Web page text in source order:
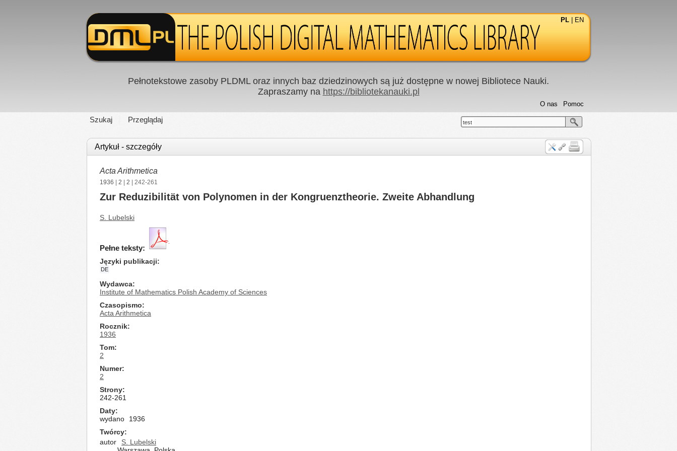
PL EN
Pełnotekstowe zasoby PLDML oraz innych baz dziedzinowych są już dostępne w nowej Bibliotece Nauki.
Zapraszamy na https://bibliotekanauki.pl
Szukaj Przeglądaj
Pomoc
O nas
test
Artykuł - szczegóły
Acta Arithmetica
1936 2 2 | 242-261
Zur Reduzibilität von Polynomen in der Kongruenztheorie. Zweite Abhandlung
S. Lubelski
Pełne teksty:
Języki publikacji
DE
Wydawca
Institute of Mathematics Polish Academy of Sciences
Czasopismo
Acta Arithmetica
Rocznik
1936
Tom
2
Numer
2
Strony
242-261
Daty
wydano
1936
Twórcy
autor
S. Lubelski